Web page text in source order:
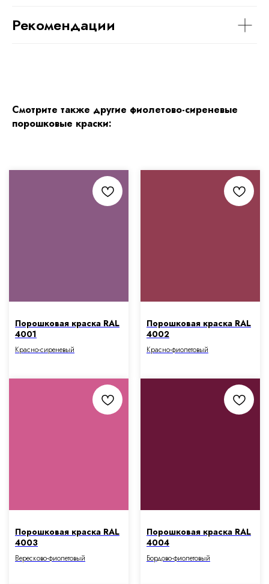
Рекомендации
Смотрите также другие фиолетово-сиреневые
порошковые краски:
Порошковая краска RAL
4001
Красно-сиреневый
Порошковая краска RAL
4002
Красно-фиолетовый
Порошковая краска RAL
4003
Вересково-фиолетовый
Порошковая краска RAL
4004
Бордово-фиолетовый